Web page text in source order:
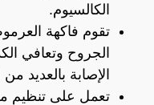
الكالسيوم.
تقوم فاكهة
الجروح وتعافي
الإصابة بالعديد
تعمل على تنظيم